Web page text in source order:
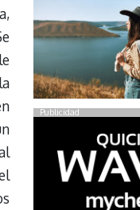
Publicidad